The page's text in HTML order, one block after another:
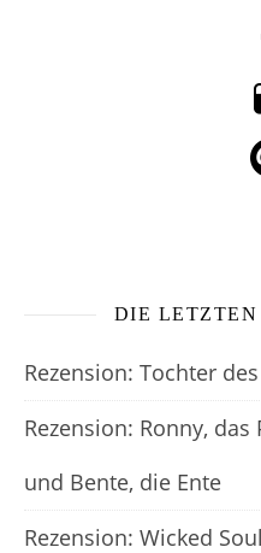
DIE
Rezension: Tochter
Rezension: Ronny,
und Bente, die Ente
Rezension: Wicked